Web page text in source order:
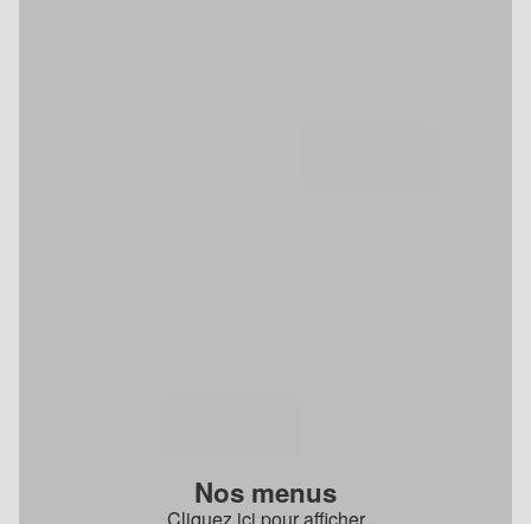
Nos menus